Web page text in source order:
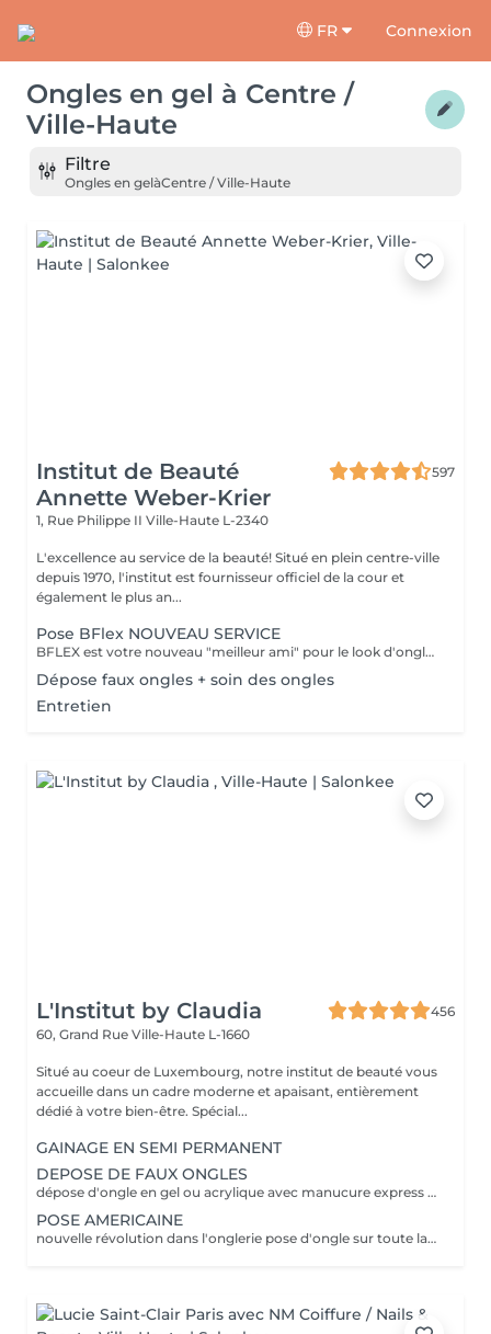
FR Connexion
Ongles en gel à Centre /
Ville-Haute
Filtre
Ongles en gelàCentre / Ville-Haute
Institut de Beauté
Annette Weber-Krier
597
1, Rue Philippe II Ville-Haute L-2340
L'excellence au service de la beauté! Situé en plein centre-ville
depuis 1970, l'institut est fournisseur officiel de la cour et
également le plus an...
Pose BFlex NOUVEAU SERVICE
BFLEX est votre nouveau "meilleur ami" pour le look d'ongles courts et naturels que tous les clients recherchent ! Il s'agit d'une Babymanucure avec la pose d'un gel intelligent 4-en-1 avec lequel vous avez : Base-Construction-Teinte-Finition ! I C'est une prestation inédite et tendance !
Dépose faux ongles + soin des ongles
Entretien
L'Institut by Claudia
456
60, Grand Rue Ville-Haute L-1660
Situé au coeur de Luxembourg, notre institut de beauté vous
accueille dans un cadre moderne et apaisant, entièrement
dédié à votre bien-être. Spécial...
GAINAGE EN SEMI PERMANENT
DEPOSE DE FAUX ONGLES
dépose d'ongle en gel ou acrylique avec manucure express application d'un fortifiant pour l'ongle
POSE AMERICAINE
nouvelle révolution dans l'onglerie pose d'ongle sur toute la surface de l'ongle sans abimer les vôtres